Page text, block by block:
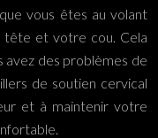
vous êtes au volant
tête et votre cou. Cela
des problèmes de
de soutien cervical
et à maintenir votre